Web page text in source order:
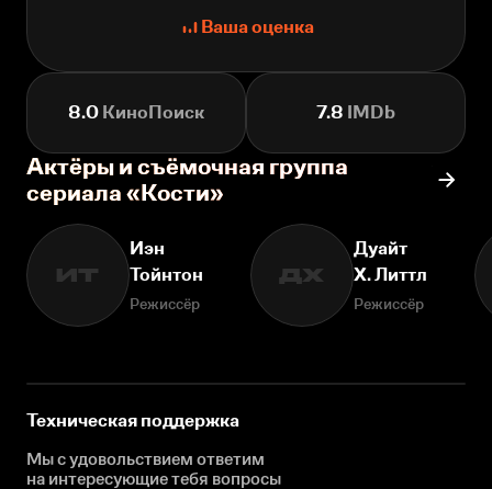
Ваша оценка
8.0 КиноПоиск 7.8 IMDb
Актёры и съёмочная группа
сериала «Кости»
ИТ
Иэн
Тойнтон
Режиссёр
ДХ
Дуайт
Х. Литтл
Режиссёр
Техническая поддержка
Мы с удовольствием ответим
на интересующиетебя вопросы